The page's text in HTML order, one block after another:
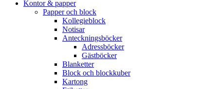
Kontor & papper
Papper och block
Kollegieblock
Notisar
Anteckningsböcker
Adressböcker
Gästböcker
Blanketter
Block och blockkuber
Kartong